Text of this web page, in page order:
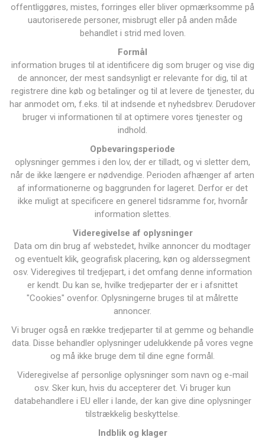
offentliggøres, mistes, forringes eller bliver opmærksomme på
uautoriserede personer, misbrugt eller på anden måde
behandlet i strid med loven.
Formål
information bruges til at identificere dig som bruger og vise dig
de annoncer, der mest sandsynligt er relevante for dig, til at
registrere dine køb og betalinger og til at levere de tjenester, du
har anmodet om, f.eks. til at indsende et nyhedsbrev. Derudover
bruger vi informationen til at optimere vores tjenester og
indhold.
Opbevaringsperiode
oplysninger gemmes i den lov, der er tilladt, og vi sletter dem,
når de ikke længere er nødvendige. Perioden afhænger af arten
af ​​informationerne og baggrunden for lageret. Derfor er det
ikke muligt at specificere en generel tidsramme for, hvornår
information slettes.
Videregivelse af oplysninger
Data om din brug af webstedet, hvilke annoncer du modtager
og eventuelt klik, geografisk placering, køn og alderssegment
osv. Videregives til tredjepart, i det omfang denne information
er kendt. Du kan se, hvilke tredjeparter der er i afsnittet
"Cookies" ovenfor. Oplysningerne bruges til at målrette
annoncer.
Vi bruger også en række tredjeparter til at gemme og behandle
data. Disse behandler oplysninger udelukkende på vores vegne
og må ikke bruge dem til dine egne formål.
Videregivelse af personlige oplysninger som navn og e-mail
osv. Sker kun, hvis du accepterer det. Vi bruger kun
databehandlere i EU eller i lande, der kan give dine oplysninger
tilstrækkelig beskyttelse.
Indblik og klager